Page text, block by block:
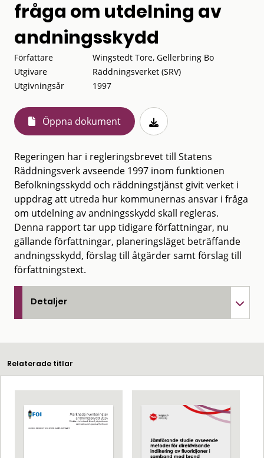
fråga om utdelning av
andningsskydd
Författare
Wingstedt Tore, Gellerbring Bo
Utgivare
Räddningsverket (SRV)
Utgivningsår
1997
Öppna dokument
Regeringen har i regleringsbrevet till Statens
Räddningsverk avseende 1997 inom funktionen
Befolkningsskydd och räddningstjänst givit verket i
uppdrag att utreda hur kommunernas ansvar i fråga
om utdelning av andningsskydd skall regleras.
Denna rapport tar upp tidigare författningar, nu
gällande författningar, planeringsläget beträffande
andningsskydd, förslag till åtgärder samt förslag till
författningstext.
Detaljer
Relaterade titlar